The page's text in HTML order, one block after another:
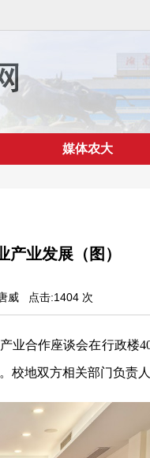
媒体农大
业发展（图）
威 点击:1404 次
业合作座谈会在行政楼
校地双方相关部门负责人